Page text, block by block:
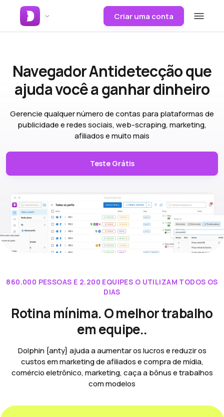
Criar uma conta
Navegador Antidetecçãoque
ajuda você a ganhar dinheiro
Gerencie qualquer número de contas para plataformas de
publicidade e redes sociais, web-scraping, marketing,
afiliados e muito mais
Teste Grátis
860.000 PESSOAS E 2.200 EQUIPES O UTILIZAM TODOS OS
DIAS
Rotina mínima. O melhor trabalho
em equipe..
Dolphin {anty} ajuda a aumentar os lucros e reduzir os
custos em marketing de afiliados e compra de mídia,
comércio eletrônico, marketing, caça a bônus e trabalhos
com modelos